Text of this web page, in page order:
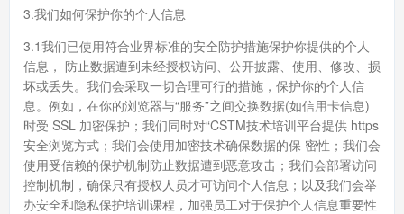
3.我们如何保护你的个人信息
3.1我们已使用符合业界标准的安全防护措施保护你提供的个人
信息， 防止数据遭到未经授权访问、公开披露、使用、修改、损
坏或丢失。我们会采取一切合理可行的措施，保护你的个人信
息。例如，在你的浏览器与“服务”之间交换数据(如信用卡信息)
时受 SSL 加密保护；我们同时对“CSTM技术培训平台提供 https
安全浏览方式；我们会使用加密技术确保数据的保 密性；我们会
使用受信赖的保护机制防止数据遭到恶意攻击；我们会部署访问
控制机制，确保只有授权人员才可访问个人信息；以及我们会举
办安全和隐私保护培训课程，加强员工对于保护个人信息重要性